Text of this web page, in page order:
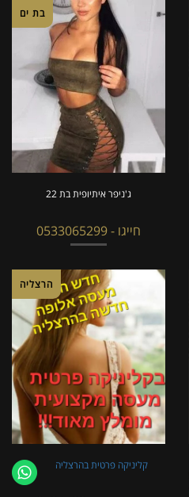
בת ים
ג'ניפר איתיופית בת 22
חייגו - 0533065299
הרצליה
קליניקה פרטית בהרצליה